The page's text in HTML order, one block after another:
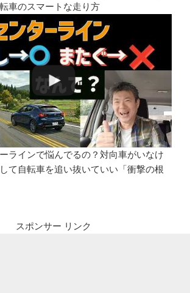
車のスマートな走り方
ラインで悩んでるの？対向車がいなけ
て自転車を追い抜いていい「衝撃の根
スポンサー リンク